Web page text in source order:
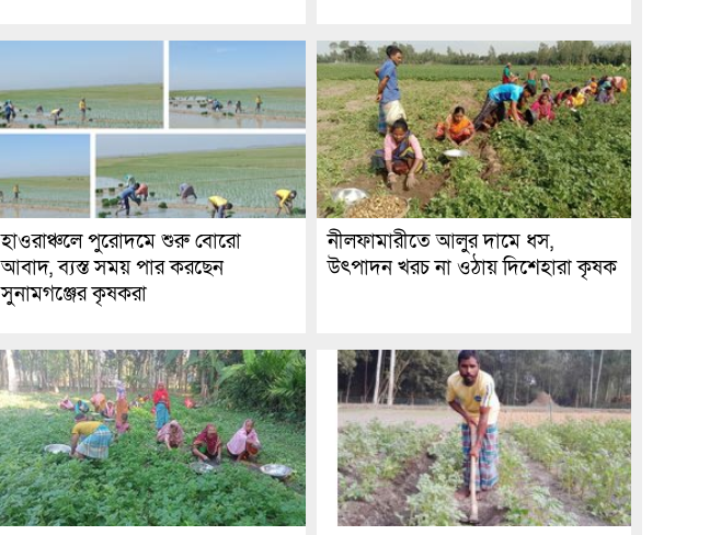
হাওরাঞ্চলে পুরোদমে শুরু বোরো
আবাদ, ব্যস্ত সময় পার করছেন
সুনামগঞ্জের কৃষকরা
নীলফামারীতে আলুর দামে ধস,
উৎপাদন খরচ না ওঠায় দিশেহারা কৃষক